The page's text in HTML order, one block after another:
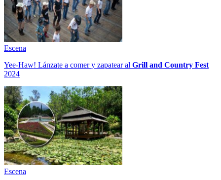
Escena
Yee-Haw! Lánzate a comer y zapatear al Grill and Country Fest
2024
Escena